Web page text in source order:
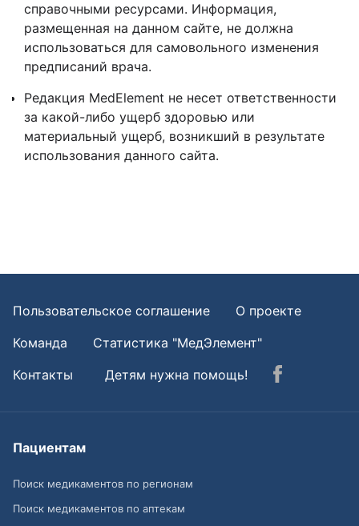
справочными ресурсами. Информация,
размещенная на данном сайте, не должна
использоваться для самовольного изменения
предписаний врача.
Редакция MedElement не несет ответственности
за какой-либо ущерб здоровью или
материальный ущерб, возникший в результате
использования данного сайта.
Пользовательское соглашение
О проекте
Команда
Статистика "МедЭлемент"
Контакты
Детям нужна помощь!
Пациентам
Поиск медикаментов по регионам
Поиск медикаментов по аптекам